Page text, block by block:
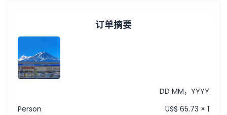
订单摘要
DD MM，YYYY
Person
US$ 65.73 × 1